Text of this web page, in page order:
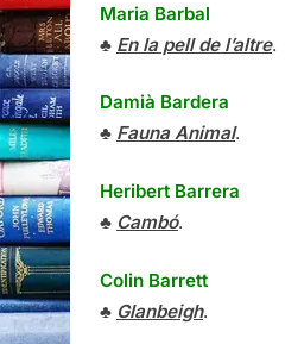
Maria Barbal
♣ En la pell de l’altre.
Damià Bardera
♣ Fauna Animal.
Heribert Barrera
♣ Cambó.
Colin Barrett
♣ Glanbeigh.